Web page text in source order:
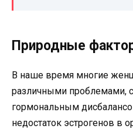
Природные
В наше время многие
различными проблемами,
гормональным
недостаток эстрогенов в